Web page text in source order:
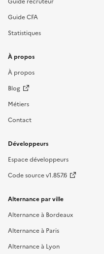
Guide CFA
Statistiques
À propos
À propos
Blog
Métiers
Contact
Développeurs
Espace développeurs
Code source v1.857.6
Alternance par ville
Alternance à Bordeaux
Alternance à Paris
Alternance à Lyon